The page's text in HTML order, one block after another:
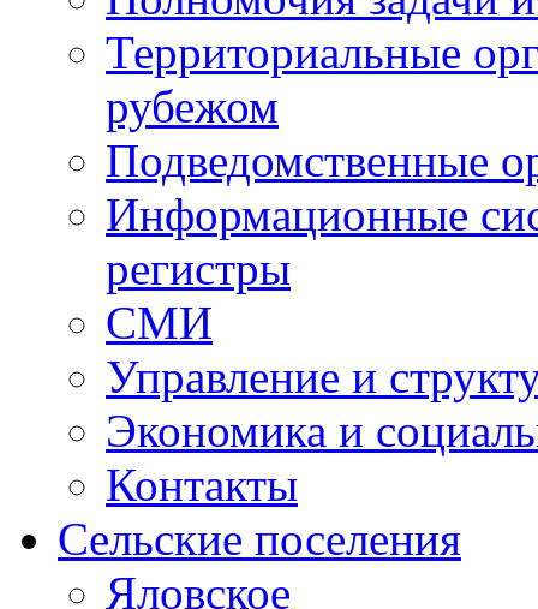
Территориальные
рубежом
Подведомственные
Информационные
регистры
СМИ
Управление и
Экономика и
Контакты
Сельские поселения
Яловское